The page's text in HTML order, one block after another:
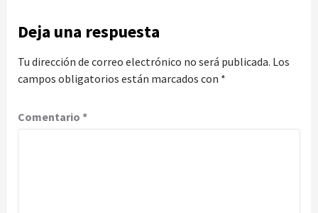
Deja una respuesta
Tu dirección de correo electrónico no será publicada. Los
campos obligatorios están marcados con *
Comentario *